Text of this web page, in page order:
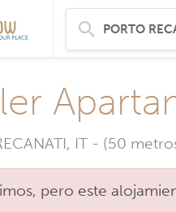
IT - (50
pero este